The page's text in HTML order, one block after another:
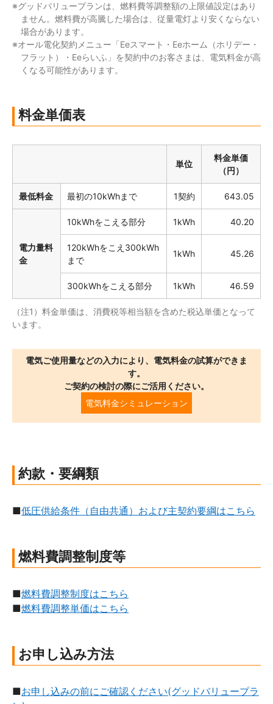
※グッドバリュープランは、燃料費等調整額の上限値設定はあり
ません。燃料費が高騰した場合は、従量電灯より安くならない
場合があります。
※オール電化契約メニュー「Eeスマート・Eeホーム（ホリデー・
フラット）・Eeらいふ」を契約中のお客さまは、電気料金が高
くなる可能性があります。
料金単価表
単位
料金単価
（円）
最低料金 最初の10kWhまで 1契約 643.05
電力量料
金
10kWhをこえる部分 1kWh 40.20
120kWhをこえ300kWh
まで
1kWh 45.26
300kWhをこえる部分 1kWh 46.59
（注1）料金単価は、消費税等相当額を含めた税込単価となって
います。
電気ご使用量などの入力により、電気料金の試算ができま
す。
ご契約の検討の際にご活用ください。
電気料金シミュレーション
約款・ 要綱類
■低圧供給条件（自由共通）および主契約要綱はこちら
燃料費調整制度等
■燃料費調整制度はこちら
■燃料費調整単価はこちら
お申し込み方法
■お申し込みの前にご確認ください(グッドバリュープラ